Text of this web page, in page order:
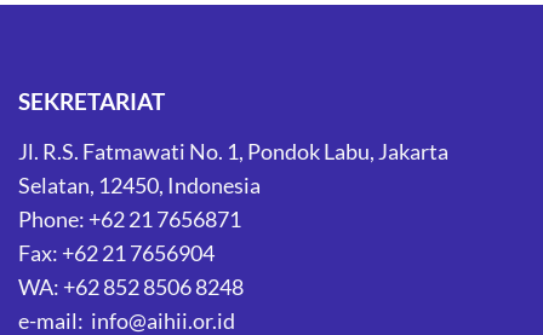
SEKRETARIAT
Jl. R.S. Fatmawati No. 1, Pondok Labu, Jakarta
Selatan, 12450, Indonesia
Phone: +62 21 7656871
Fax: +62 21 7656904
WA: +62 852 8506 8248
e-mail: info@aihii.or.id